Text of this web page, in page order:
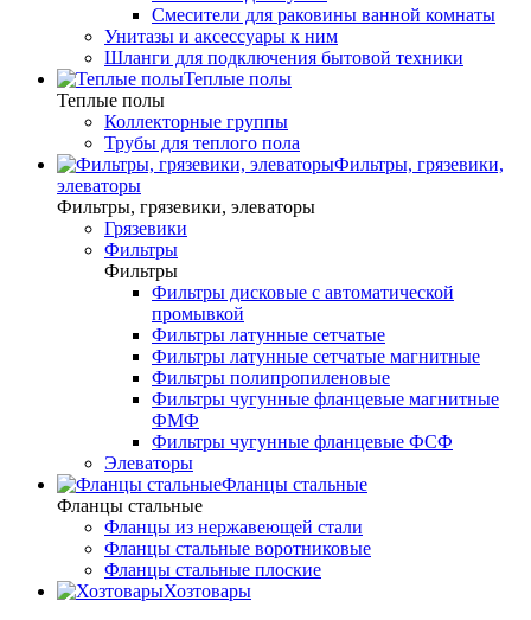
Смесители для раковины ванной комнаты
Унитазы и аксессуары к ним
Шланги для подключения бытовой техники
Теплые полы
Теплые полы
Коллекторные группы
Трубы для теплого пола
Фильтры, грязевики,
элеваторы
Фильтры, грязевики, элеваторы
Грязевики
Фильтры
Фильтры
Фильтры дисковые с автоматической
промывкой
Фильтры латунные сетчатые
Фильтры латунные сетчатые магнитные
Фильтры полипропиленовые
Фильтры чугунные фланцевые магнитные
ФМФ
Фильтры чугунные фланцевые ФСФ
Элеваторы
Фланцы стальные
Фланцы стальные
Фланцы из нержавеющей стали
Фланцы стальные воротниковые
Фланцы стальные плоские
Хозтовары